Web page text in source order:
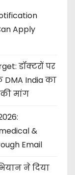
Apply
डॉक्टरों पर
India का
मांग
&
Email
ने दिया